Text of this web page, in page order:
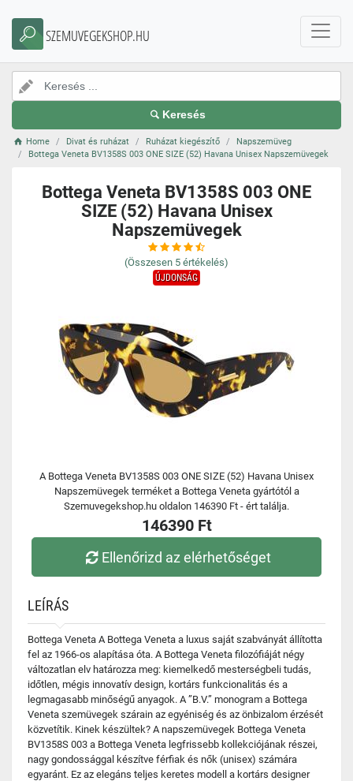
SZEMUVEGEKSHOP.HU
Keresés
Home Divat és ruházat Ruházat kiegészítő
Napszemüveg
Bottega Veneta BV1358S 003 ONE SIZE (52) Havana Unisex Napszemüvegek
Bottega Veneta BV1358S 003 ONE
SIZE (52) Havana Unisex
Napszemüvegek
(Összesen 5 értékelés)
ÚJDONSÁG
A Bottega Veneta BV1358S 003 ONE SIZE (52) Havana Unisex
Napszemüvegek terméket a Bottega Veneta gyártótól a
Szemuvegekshop.hu oldalon 146390 Ft - ért találja.
146390 Ft
Ellenőrizd az elérhetőséget
LEÍRÁS
Bottega Veneta A Bottega Veneta a luxus saját szabványát állította
fel az 1966-os alapítása óta. A Bottega Veneta filozófiáját négy
változatlan elv határozza meg: kiemelkedő mesterségbeli tudás,
időtlen, mégis innovatív design, kortárs funkcionalitás és a
legmagasabb minőségű anyagok. A ”B.V.” monogram a Bottega
Veneta szemüvegek szárain az egyéniség és az önbizalom érzését
közvetítik. Kinek készültek? A napszemüvegek Bottega Veneta
BV1358S 003 a Bottega Veneta legfrissebb kollekciójának részei,
nagy gondossággal készítve férfiak és nők (unisex) számára
egyaránt. Ez az elegáns teljes keretes modell a kortárs designer